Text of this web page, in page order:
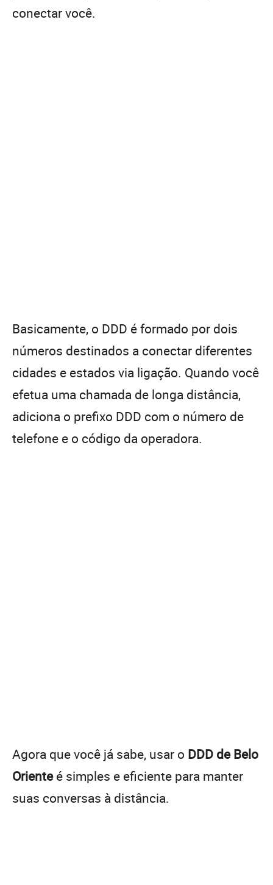
conectar você.
Basicamente, o DDD é formado por dois
números destinados a conectar diferentes
cidades e estados via ligação. Quando você
efetua uma chamada de longa distância,
adiciona o prefixo DDD com o número de
telefone e o código da operadora.
Agora que você já sabe, usar o DDD de Belo
Orienteé simples e eficiente para manter
suas conversas à distância.